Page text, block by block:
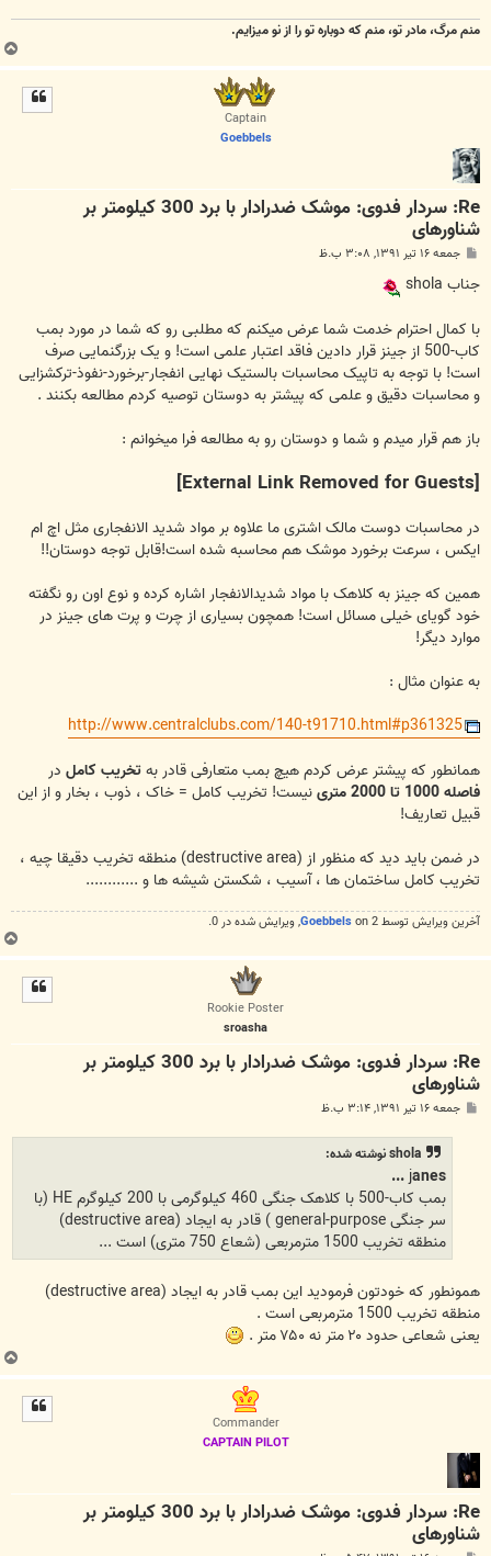
منم مرگ، مادر تو، منم که دوباره تو را از نو میزایم.
Captain
Goebbels
Re: سردار فدوی: موشک ضدرادار با برد 300 کیلومتر بر
شناورهای
ت
جمعه ۱۶ تیر ۱۳۹۱, ۳:۰۸ ب.ظ
جناب shola
با کمال احترام خدمت شما عرض میکنم که مطلبی رو که شما در مورد بمب
کاب-500 از جینز قرار دادین فاقد اعتبار علمی است! و یک بزرگنمایی صرف
است! با توجه به تاپیک محاسبات بالستیک نهایی انفجار-برخورد-نفوذ-ترکشزایی
و محاسبات دقیق و علمی که پیشتر به دوستان توصیه کردم مطالعه بکنند .
باز هم قرار میدم و شما و دوستان رو به مطالعه فرا میخوانم :
[External Link Removed for Guests]
در محاسبات دوست مالک اشتری ما علاوه بر مواد شدید الانفجاری مثل اچ ام
ایکس ، سرعت برخورد موشک هم محاسبه شده است!قابل توجه دوستان!!
همین که جینز به کلاهک با مواد شدیدالانفجار اشاره کرده و نوع اون رو نگفته
خود گویای خیلی مسائل است! همچون بسیاری از چرت و پرت های جینز در
موارد دیگر!
به عنوان مثال :
http://www.centralclubs.com/140-t91710.html#p361325
همانطور که پیشتر عرض کردم هیچ بمب متعارفی قادر بهتخریب کامل در
فاصله 1000 تا 2000 متری
نیست! تخریب کامل = خاک ، ذوب ، بخار و از این
قبیل تعاریف!
در ضمن باید دید که منظور از (destructive area) منطقه تخریب دقیقا چیه ،
تخریب کامل ساختمان ها ، آسیب ، شکستن شیشه ها و ............
آخرین ويرايش توسط 2 on Goebbels, ويرايش شده در 0.
Rookie Poster
sroasha
Re: سردار فدوی: موشک ضدرادار با برد 300 کیلومتر بر
شناورهای
جمعه ۱۶ تیر ۱۳۹۱, ۳:۱۴ ب.ظ
shola نوشته شده:
janes ...
بمب کاب-500 با کلاهک جنگی 460 کیلوگرمی با 200 کیلوگرم HE (با
سر جنگی general-purpose ) قادر به ایجاد (destructive area)
منطقه تخریب 1500 مترمربعی (شعاع 750 متری) است ...
همونطور که خودتون فرمودید این بمب قادر به ایجاد (destructive area)
منطقه تخریب 1500 مترمربعی است .
یعنی‌ شعاعی حدود ۲۰ متر نه ۷۵۰ متر .
Commander
CAPTAIN PILOT
Re: سردار فدوی: موشک ضدرادار با برد 300 کیلومتر بر
شناورهای